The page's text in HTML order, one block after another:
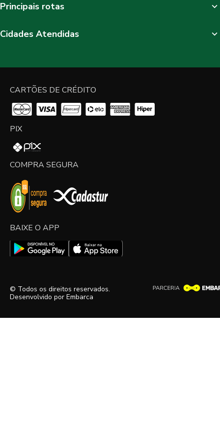
Principais rotas
Cidades Atendidas
CARTÕES DE CRÉDITO
PIX
COMPRA SEGURA
BAIXE O APP
© Todos os direitos reservados.
Desenvolvido por Embarca